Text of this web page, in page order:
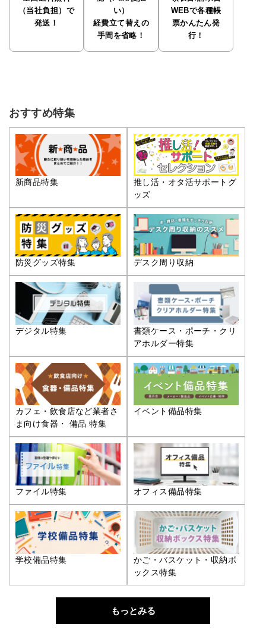
（当社負担）で
発送！
い）
経費立て替えの
手間を省略！
WEBで各種帳
票かんたん発
行！
おすすめ特集
新商品特集
推し活・オタ活サポートグ
ッズ
防災グッズ特集 デスク周り収納
デジタル特集
書類ケース・ポーチ・クリ
アホルダー特集
カフェ・飲食店など業者さ
ま向け食器・ 備品 特集
イベント備品特集
ファイル特集 オフィス備品特集
学校備品特集
かご・バスケット・収納ボ
ックス特集
もっとみる